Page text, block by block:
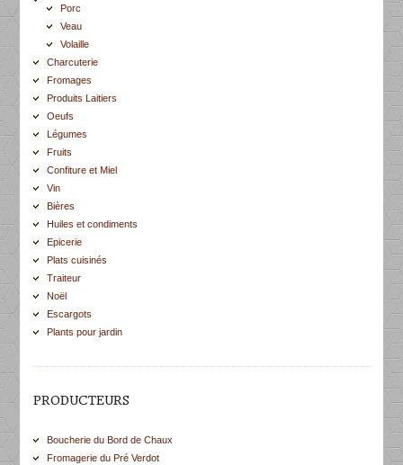
Porc
Veau
Volaille
Charcuterie
Fromages
Produits Laitiers
Oeufs
Légumes
Fruits
Confiture et Miel
Vin
Bières
Huiles et condiments
Epicerie
Plats cuisinés
Traiteur
Noël
Escargots
Plants pour jardin
PRODUCTEURS
Boucherie du Bord de Chaux
Fromagerie du Pré Verdot